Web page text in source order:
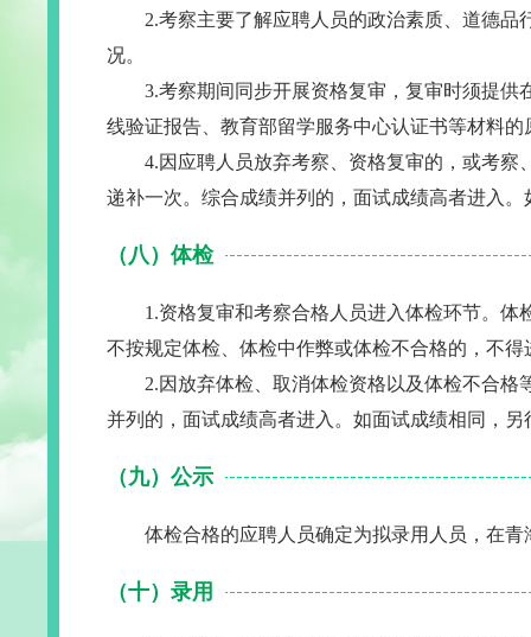
2.考察主要了解应聘人员的政治素质、道德
况。
3.考察期间同步开展资格复审，复审时须提
线验证报告、教育部留学服务中心认证书等材料的
4.因应聘人员放弃考察、资格复审的，或考
递补一次。综合成绩并列的，面试成绩高者进入
（八）体检
1.资格复审和考察合格人员进入体检环节。
不按规定体检、体检中作弊或体检不合格的，不得
2.因放弃体检、取消体检资格以及体检不合
并列的，面试成绩高者进入。如面试成绩相同，另
（九）公示
体检合格的应聘人员确定为拟录用人员，在青
（十）录用